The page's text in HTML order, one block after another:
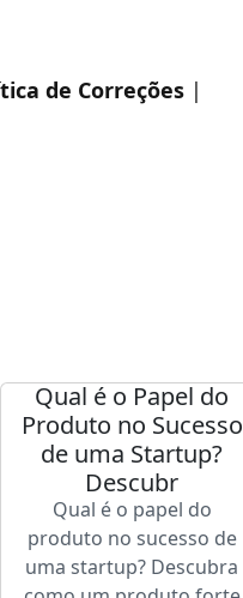
de Correções |
Qual é o Papel do
Produto no Sucesso
de uma Startup?
Descubr
Qual é o papel do
produto no sucesso de
uma startup? Descubra